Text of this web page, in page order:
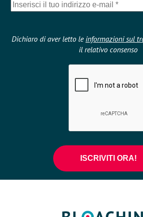
Dichiaro di aver letto le informazioni sul
il relativo consenso